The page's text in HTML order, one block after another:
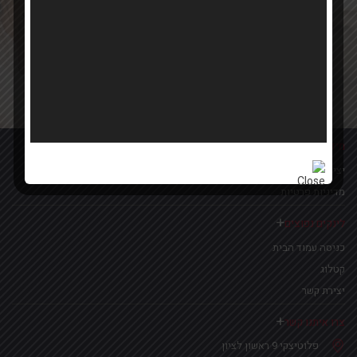
מידע נוסף
יצירת קשר
מדיניות פרטיות
לינקים נפוצים
כניסה עמוד הבית
קטלוג
יצירת קשר
צרו איתנו קשר
פלוטיצקי 9 ראשון לציון